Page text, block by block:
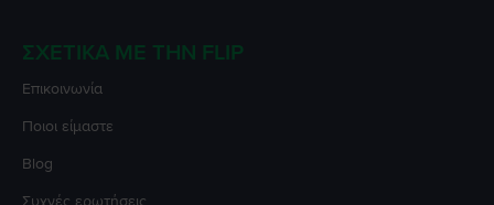
ΣΧΕΤΙΚΆ ΜΕ ΤΗΝ FLIP
Επικοινωνία
Ποιοι είμαστε
Blog